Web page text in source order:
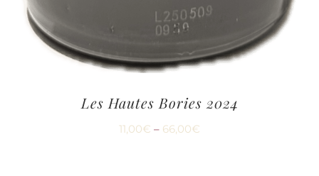
Les Hautes Bories 2024
11,00€ – 66,00€